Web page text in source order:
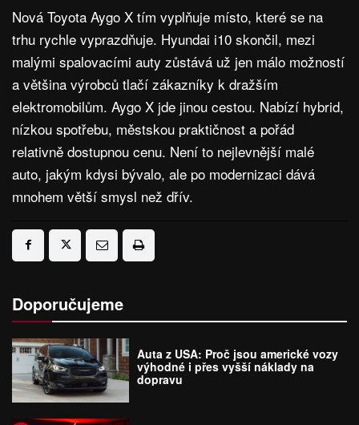
Nová Toyota Aygo X tím vyplňuje místo, které se na
trhu rychle vyprazdňuje. Hyundai i10 skončil, mezi
malými spalovacími auty zůstává už jen málo možností
a většina výrobců tlačí zákazníky k dražším
elektromobilům. Aygo X jde jinou cestou. Nabízí hybrid,
nízkou spotřebu, městskou praktičnost a pořád
relativně dostupnou cenu. Není to nejlevnější malé
auto, jakým kdysi bývalo, ale po modernizaci dává
mnohem větší smysl než dřív.
Doporučujeme
Auta z USA: Proč jsou americké vozy
výhodné i přes vyšší náklady na
dopravu